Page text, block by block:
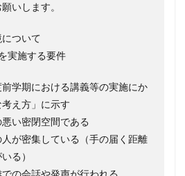
いします。
ついて
実施する要件
前学期における講義等の実施にか
え方」に示す
悪い密閉空間である
人が密集している（手の届く距離
る）